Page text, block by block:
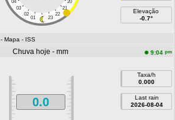
04
20
03
21
02
22
01 23
Elevação
-0.7°
- Mapa - ISS
Chuva hoje - mm 9:04 pm
0.0
Taxa/h
0.000
Last rain
2026-08-04